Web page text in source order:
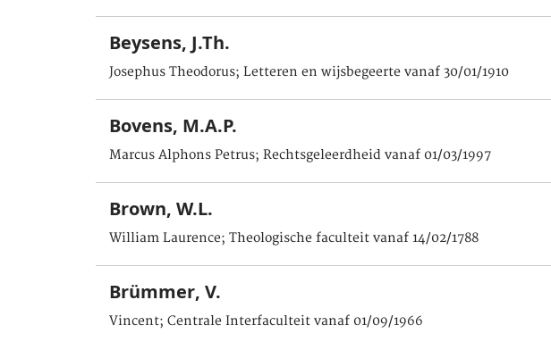
Beysens, J.Th.
Josephus Theodorus; Letteren en wijsbegeerte vanaf 30/01/1910
Bovens, M.A.P.
Marcus Alphons Petrus; Rechtsgeleerdheid vanaf 01/03/1997
Brown, W.L.
William Laurence; Theologische faculteit vanaf 14/02/1788
Brümmer, V.
Vincent; Centrale Interfaculteit vanaf 01/09/1966